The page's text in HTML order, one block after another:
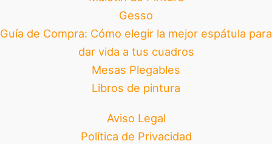
Gesso
Guía de Compra: Cómo elegir la mejor espátula para
dar vida a tus cuadros
Mesas Plegables
Libros de pintura
Aviso Legal
Política de Privacidad